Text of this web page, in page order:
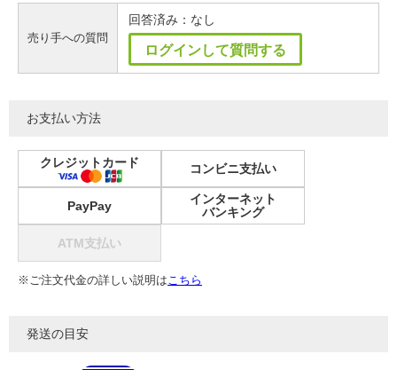
売り手への質問
回答済み：なし
ログインして質問する
お支払い方法
クレジットカード コンビニ支払い
PayPay
インターネット
バンキング
ATM支払い
※ご注文代金の詳しい説明はこちら
発送の目安